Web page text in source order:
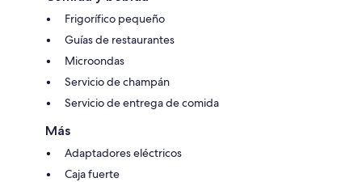
Frigorífico pequeño
Guías de restaurantes
Microondas
Servicio de champán
Servicio de entrega de comida
Más
Adaptadores eléctricos
Caja fuerte